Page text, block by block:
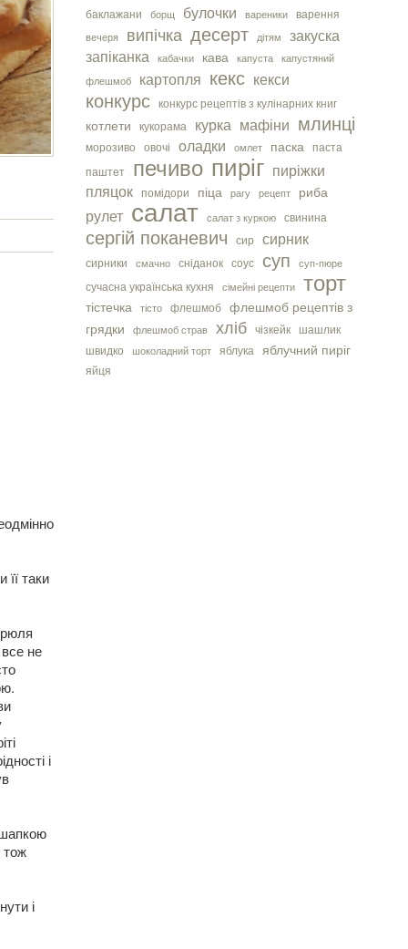
баклажани борщ булочки вареники варення
вечеря випічка десерт дітям
закуска
запіканка
кабачки кава капуста капустяний
флешмоб картопля кекс кекси
конкурс конкурс рецептів з кулінарних книг
котлети кукорама курка мафіни млинці
морозиво овочі оладки омлет паска
паста
паштет
печиво пиріг пиріжки
пляцок
помідори піца рагу рецепт риба
рулет салат салат з куркою свинина
сергiй поканевич сир сирник
сирники смачно сніданок соус суп суп-пюре
сучасна українська кухня сімейні рецепти торт
тістечка тісто флешмоб
флешмоб рецептів з
грядки
флешмоб страв хліб чізкейк
шашлик
швидко
шоколадний торт яблука яблучний пиріг
яйця
таки
не
і
і